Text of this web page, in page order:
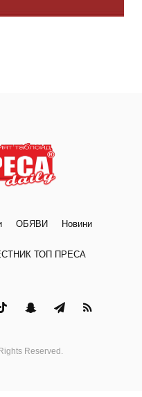
ОБЯВИ Новини
ТОП ПРЕСА
Reserved.